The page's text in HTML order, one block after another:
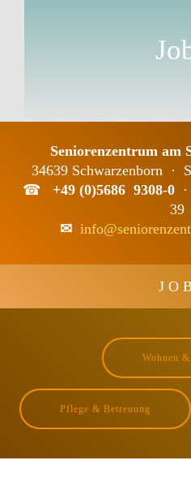
Seniorenzentrum am
34639 Schwarzenborn ·
☎
+49 (0)5686 9308-0
39
✉
J O
Wohnen
Pflege & Betreuung